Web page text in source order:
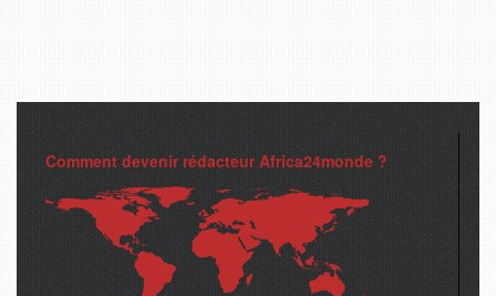
Comment devenir rédacteur Africa24monde ?